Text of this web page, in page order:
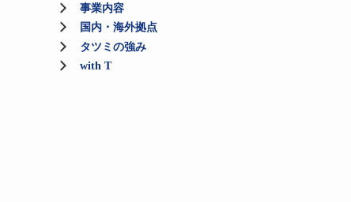
事業内容
国内・海外拠点
タツミの強み
with T